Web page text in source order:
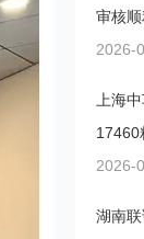
审核
2026-
上海
17460
2026-
湖南